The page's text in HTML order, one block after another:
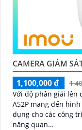
CAMERA GIÁM
1,100,000 ₫
Với độ phân giải lên
A52P mang đến hình ảnh sắc nét.
dụng cho các công
năng quan...